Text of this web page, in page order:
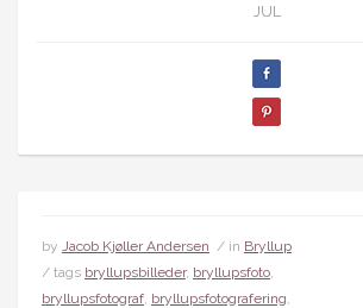
JUL
by Jacob Kjøller Andersen / in Bryllup
/ tags bryllupsbilleder, bryllupsfoto,
bryllupsfotograf, bryllupsfotografering,